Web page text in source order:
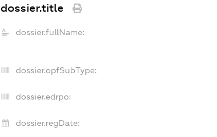
dossier.title
dossier.fullName:
dossier.opfSubType:
dossier.edrpo:
dossier.regDate: